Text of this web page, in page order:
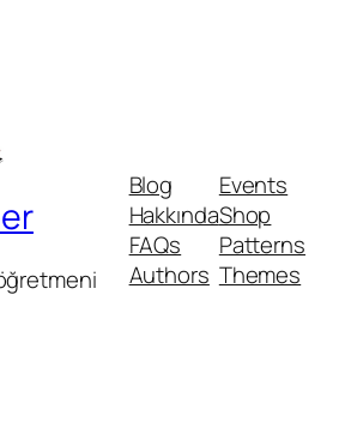
Blog
Hakkında
FAQs
Authors
Events
Shop
Patterns
Themes